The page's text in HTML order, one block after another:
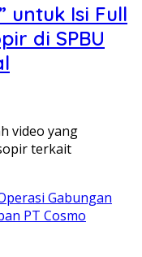
untuk Isi Full
di SPBU
video yang
terkait